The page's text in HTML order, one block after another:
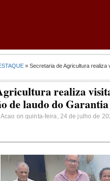
» Secretaria de Agricultura
realiza
de laudo do
on quinta-feira, 24 de julho de